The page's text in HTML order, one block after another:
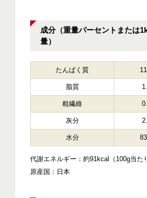
成分（重量パーセントまたは
量）
たんぱく質
脂質
粗繊維
灰分
水分
代謝エネルギー：約91kcal（100g当た
原産国：日本